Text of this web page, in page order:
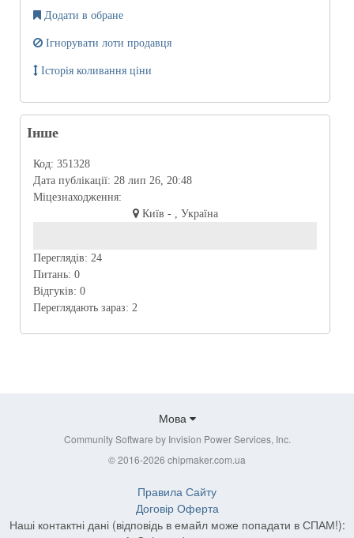
Додати в обране
Ігнорувати лоти продавця
Історія коливання ціни
Інше
Код: 351328
Дата публікації: 28 лип 26, 20:48
Міцезнаходження:
Київ - , Україна
Переглядів: 24
Питань: 0
Відгуків: 0
Переглядають зараз: 2
Мова
Community Software by Invision Power Services, Inc.
© 2016-2026 chipmaker.com.ua
Правила Сайту
Договір Оферта
Наші контактні дані (відповідь в емайл може попадати в СПАМ!):